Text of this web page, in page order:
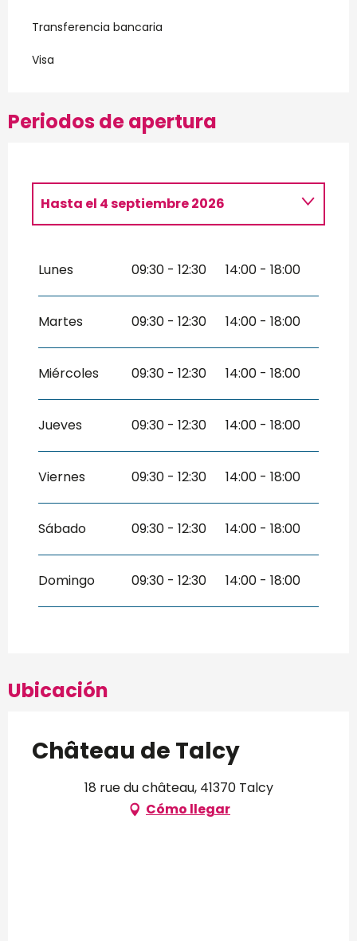
Transferencia bancaria
Visa
Periodos de apertura
Hasta el 4 septiembre 2026
Del 5 septiembre 2026 al23
Jueves 24 diciembre 2026
diciembre 2026
Lunes 09:30 - 12:30 14:00 - 18:00
Martes 09:30 - 12:30 14:00 - 18:00
Miércoles 09:30 - 12:30 14:00 - 18:00
Jueves 09:30 - 12:30 14:00 - 18:00
Viernes 09:30 - 12:30 14:00 - 18:00
Sábado 09:30 - 12:30 14:00 - 18:00
Domingo 09:30 - 12:30 14:00 - 18:00
Ubicación
Château de Talcy
18 rue du château, 41370 Talcy
Cómo llegar